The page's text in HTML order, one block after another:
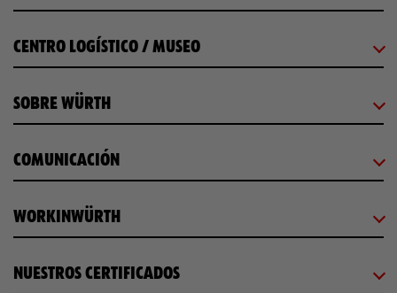
CENTRO LOGÍSTICO / MUSEO
SOBRE WÜRTH
COMUNICACIÓN
WORKINWÜRTH
NUESTROS CERTIFICADOS